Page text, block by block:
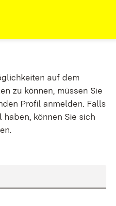
auf dem
zu können, müssen Sie
Profil anmelden. Falls
haben, können Sie sich